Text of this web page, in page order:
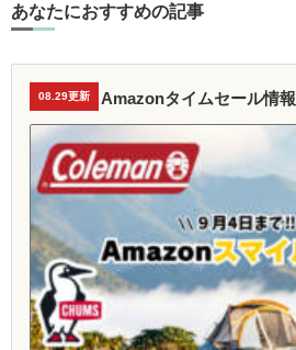
あなたにおすすめの記事
08.29更新 Amazonタイムセール情報